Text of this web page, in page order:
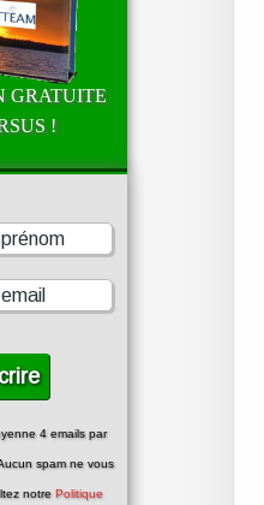
GRATUITE
!
4 emails par
spam ne vous
notre Politique